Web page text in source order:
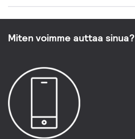
Miten voimme auttaa sinua?